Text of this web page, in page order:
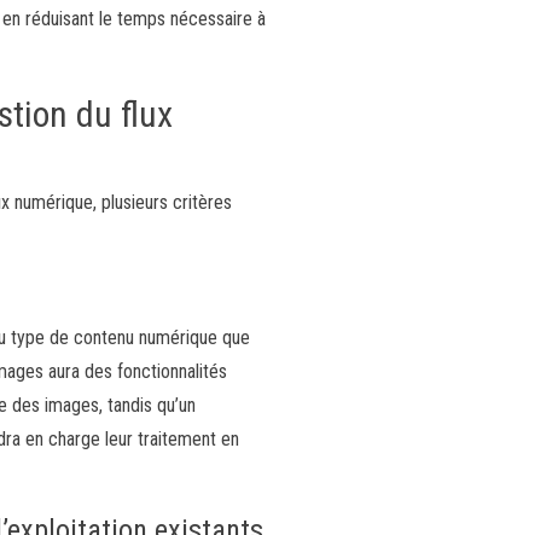
réduisant le temps nécessaire à
du flux
numérique, plusieurs critères
type de contenu numérique que
aura des fonctionnalités
images, tandis qu’un
en charge leur traitement en